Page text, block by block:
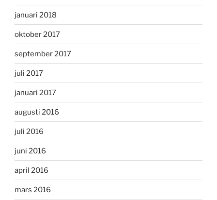
januari 2018
oktober 2017
september 2017
juli 2017
januari 2017
augusti 2016
juli 2016
juni 2016
april 2016
mars 2016